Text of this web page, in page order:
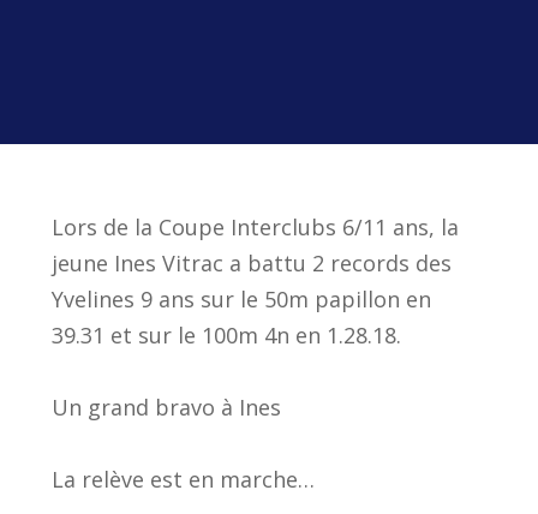
Lors de la Coupe Interclubs 6/11 ans, la
jeune Ines Vitrac a battu 2 records des
Yvelines 9 ans sur le 50m papillon en
39.31 et sur le 100m 4n en 1.28.18.
Un grand bravo à Ines
La relève est en marche…